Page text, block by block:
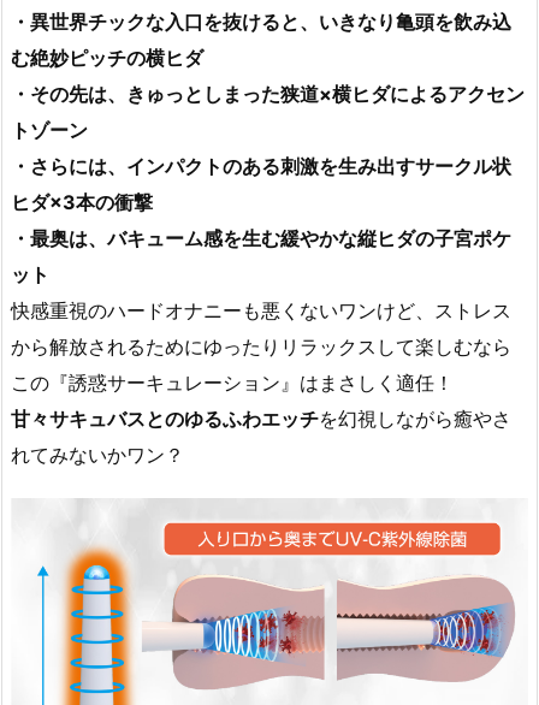
・異世界チックな入口を抜けると、いきなり亀頭を飲み込
む絶妙ピッチの横ヒダ
・その先は、きゅっとしまった狭道×横ヒダによるアクセン
トゾーン
・さらには、インパクトのある刺激を生み出すサークル状
ヒダ×3本の衝撃
・最奥は、バキューム感を生む緩やかな縦ヒダの子宮ポケ
ット
快感重視のハードオナニーも悪くないワンけど、ストレス
から解放されるためにゆったりリラックスして楽しむなら
この『誘惑サーキュレーション』はまさしく適任！
甘々サキュバスとのゆるふわエッチを幻視しながら癒やさ
れてみないかワン？